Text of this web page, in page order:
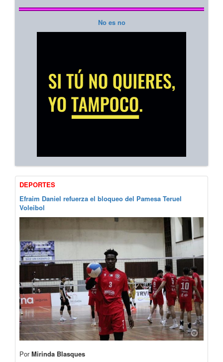
No es no
DEPORTES
Efraim Daniel refuerza el bloqueo del Pamesa Teruel
Voleibol
PorMirinda Blasques